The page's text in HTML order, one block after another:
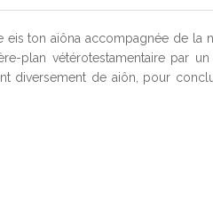
eis ton aiôna accompagnée de
plan vétérotestamentaire par
diversement de aiôn, pour